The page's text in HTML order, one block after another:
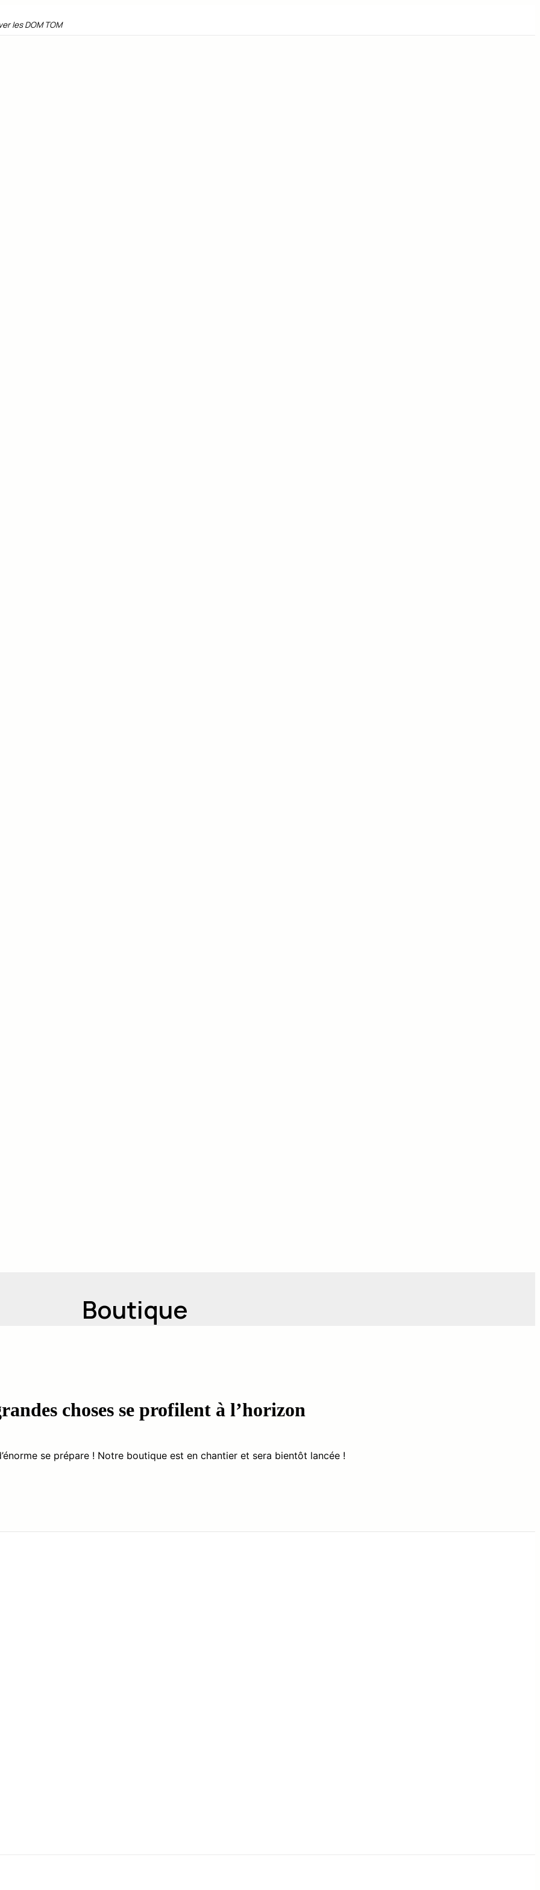
les DOM TOM
Boutique
choses se profilent à l’horizon
se prépare ! Notre boutique est en chantier et sera bientôt lancée !